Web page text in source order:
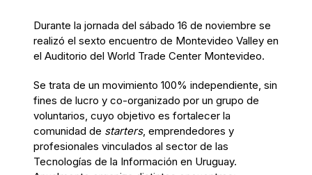
Durante la jornada del sábado 16 de noviembre se
realizó el sexto encuentro de Montevideo Valley en
el Auditorio del World Trade Center Montevideo.
Se trata de un movimiento 100% independiente, sin
fines de lucro y co-organizado por un grupo de
voluntarios, cuyo objetivo es fortalecer la
comunidad de starters, emprendedores y
profesionales vinculados al sector de las
Tecnologías de la Información en Uruguay.